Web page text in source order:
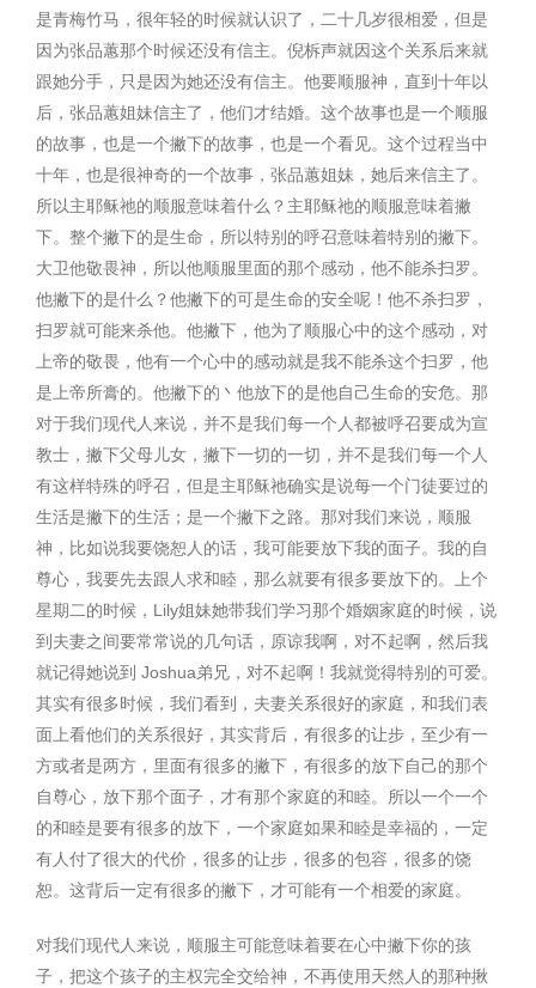
是青梅竹马，很年轻的时候就认识了，二十几岁很相爱，但是
因为张品蕙那个时候还没有信主。倪柝声就因这个关系后来就
跟她分手，只是因为她还没有信主。他要顺服神，直到十年以
后，张品蕙姐妹信主了，他们才结婚。这个故事也是一个顺服
的故事，也是一个撇下的故事，也是一个看见。这个过程当中
十年，也是很神奇的一个故事，张品蕙姐妹，她后来信主了。
所以主耶稣祂的顺服意味着什么？主耶稣祂的顺服意味着撇
下。整个撇下的是生命，所以特别的呼召意味着特别的撇下。
大卫他敬畏神，所以他顺服里面的那个感动，他不能杀扫罗。
他撇下的是什么？他撇下的可是生命的安全呢！他不杀扫罗，
扫罗就可能来杀他。他撇下，他为了顺服心中的这个感动，对
上帝的敬畏，他有一个心中的感动就是我不能杀这个扫罗，他
是上帝所膏的。他撇下的丶他放下的是他自己生命的安危。那
对于我们现代人来说，并不是我们每一个人都被呼召要成为宣
教士，撇下父母儿女，撇下一切的一切，并不是我们每一个人
有这样特殊的呼召，但是主耶稣祂确实是说每一个门徒要过的
生活是撇下的生活；是一个撇下之路。那对我们来说，顺服
神，比如说我要饶恕人的话，我可能要放下我的面子。我的自
尊心，我要先去跟人求和睦，那么就要有很多要放下的。上个
星期二的时候，Lily姐妹她带我们学习那个婚姻家庭的时候，说
到夫妻之间要常常说的几句话，原谅我啊，对不起啊，然后我
就记得她说到 Joshua弟兄，对不起啊！我就觉得特别的可爱。
其实有很多时候，我们看到，夫妻关系很好的家庭，和我们表
面上看他们的关系很好，其实背后，有很多的让步，至少有一
方或者是两方，里面有很多的撇下，有很多的放下自己的那个
自尊心，放下那个面子，才有那个家庭的和睦。所以一个一个
的和睦是要有很多的放下，一个家庭如果和睦是幸福的，一定
有人付了很大的代价，很多的让步，很多的包容，很多的饶
恕。这背后一定有很多的撇下，才可能有一个相爱的家庭。
对我们现代人来说，顺服主可能意味着要在心中撇下你的孩
子，把这个孩子的主权完全交给神，不再使用天然人的那种揪